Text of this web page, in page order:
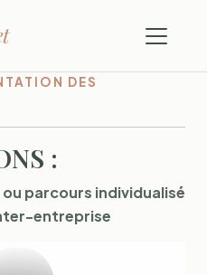
DES
:
parcours individualisé
entreprise